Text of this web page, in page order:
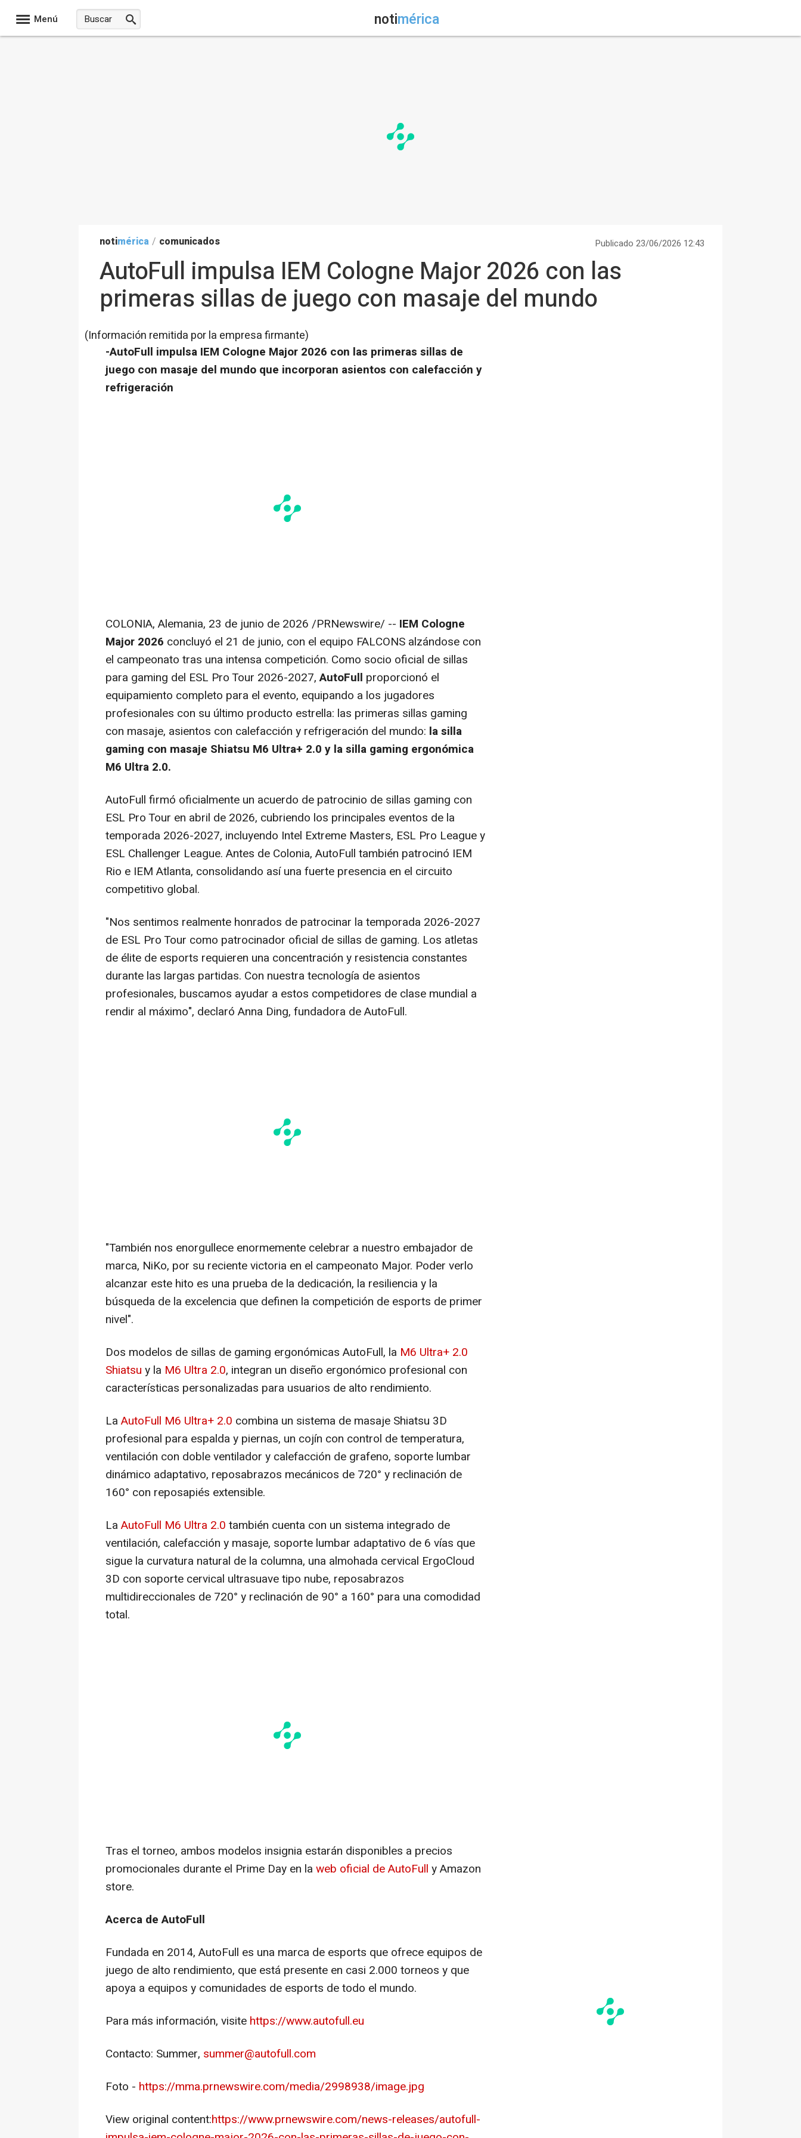
Menú notimérica
notimérica / comunicados Publicado 23/06/2026 12:43
AutoFull impulsa IEM Cologne Major 2026 con las
primeras sillas de juego con masaje del mundo
(Información remitida por la empresa firmante)
-AutoFull impulsa IEM Cologne Major 2026 con las primeras sillas de
juego con masaje del mundo que incorporan asientos con calefacción y
refrigeración
COLONIA, Alemania, 23 de junio de 2026 /PRNewswire/ -- IEM Cologne
Major 2026 concluyó el 21 de junio, con el equipo FALCONS alzándose con
el campeonato tras una intensa competición. Como socio oficial de sillas
para gaming del ESL Pro Tour 2026-2027,AutoFull proporcionó el
equipamiento completo para el evento, equipando a los jugadores
profesionales con su último producto estrella: las primeras sillas gaming
con masaje, asientos con calefacción y refrigeración del mundo: la silla
gaming con masaje Shiatsu M6 Ultra+ 2.0 y la silla gaming ergonómica
M6 Ultra 2.0.
AutoFull firmó oficialmente un acuerdo de patrocinio de sillas gaming con
ESL Pro Tour en abril de 2026, cubriendo los principales eventos de la
temporada 2026-2027, incluyendo Intel Extreme Masters, ESL Pro League y
ESL Challenger League. Antes de Colonia, AutoFull también patrocinó IEM
Rio e IEM Atlanta, consolidando así una fuerte presencia en el circuito
competitivo global.
"Nos sentimos realmente honrados de patrocinar la temporada 2026-2027
de ESL Pro Tour como patrocinador oficial de sillas de gaming. Los atletas
de élite de esports requieren una concentración y resistencia constantes
durante las largas partidas. Con nuestra tecnología de asientos
profesionales, buscamos ayudar a estos competidores de clase mundial a
rendir al máximo", declaró Anna Ding, fundadora de AutoFull.
"También nos enorgullece enormemente celebrar a nuestro embajador de
marca, NiKo, por su reciente victoria en el campeonato Major. Poder verlo
alcanzar este hito es una prueba de la dedicación, la resiliencia y la
búsqueda de la excelencia que definen la competición de esports de primer
nivel".
Dos modelos de sillas de gaming ergonómicas AutoFull, la M6 Ultra+ 2.0
Shiatsu y la M6 Ultra 2.0, integran un diseño ergonómico profesional con
características personalizadas para usuarios de alto rendimiento.
La AutoFull M6 Ultra+ 2.0 combina un sistema de masaje Shiatsu 3D
profesional para espalda y piernas, un cojín con control de temperatura,
ventilación con doble ventilador y calefacción de grafeno, soporte lumbar
dinámico adaptativo, reposabrazos mecánicos de 720° y reclinación de
160° con reposapiés extensible.
La AutoFull M6 Ultra 2.0 también cuenta con un sistema integrado de
ventilación, calefacción y masaje, soporte lumbar adaptativo de 6 vías que
sigue la curvatura natural de la columna, una almohada cervical ErgoCloud
3D con soporte cervical ultrasuave tipo nube, reposabrazos
multidireccionales de 720° y reclinación de 90° a 160° para una comodidad
total.
Tras el torneo, ambos modelos insignia estarán disponibles a precios
promocionales durante el Prime Day en la web oficial de AutoFull y Amazon
store.
Acerca de AutoFull
Fundada en 2014, AutoFull es una marca de esports que ofrece equipos de
juego de alto rendimiento, que está presente en casi 2.000 torneos y que
apoya a equipos y comunidades de esports de todo el mundo.
Para más información, visite https://www.autofull.eu
Contacto: Summer, summer@autofull.com
Foto - https://mma.prnewswire.com/media/2998938/image.jpg
View original content:https://www.prnewswire.com/news-releases/autofull-